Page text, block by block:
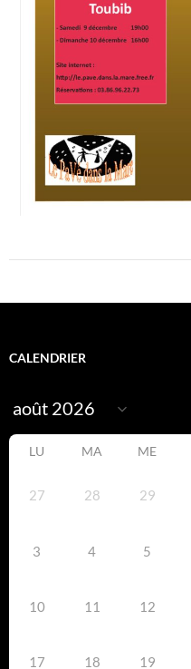
CALENDRIER
LU MA ME
27 28 29
3 4 5
10 11 12
17 18 19